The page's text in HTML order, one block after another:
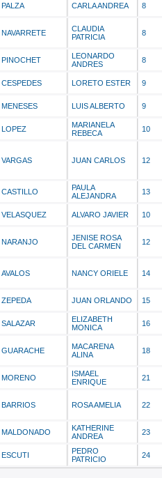
PALZA CARLA ANDREA 8
NAVARRETE
CLAUDIA
PATRICIA
8
PINOCHET
LEONARDO
ANDRES
8
CESPEDES LORETO ESTER 9
MENESES LUIS ALBERTO 9
LOPEZ
MARIANELA
REBECA
10
VARGAS JUAN CARLOS 12
CASTILLO
PAULA
ALEJANDRA
13
VELASQUEZ ALVARO JAVIER 10
NARANJO
JENISE ROSA
DEL CARMEN
12
AVALOS NANCY ORIELE 14
ZEPEDA JUAN ORLANDO 15
SALAZAR
ELIZABETH
MONICA
16
GUARACHE
MACARENA
ALINA
18
MORENO
ISMAEL
ENRIQUE
21
BARRIOS ROSA AMELIA 22
MALDONADO
KATHERINE
ANDREA
23
ESCUTI
PEDRO
PATRICIO
24